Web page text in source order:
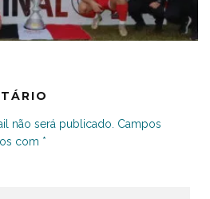
não será publicado. Campos
com *